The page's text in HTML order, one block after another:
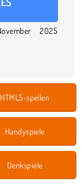
2025
HTML5-spellen
Handyspiele
Denkspiele